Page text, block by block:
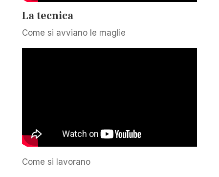
La tecnica
Come si avviano le maglie
Come si lavorano